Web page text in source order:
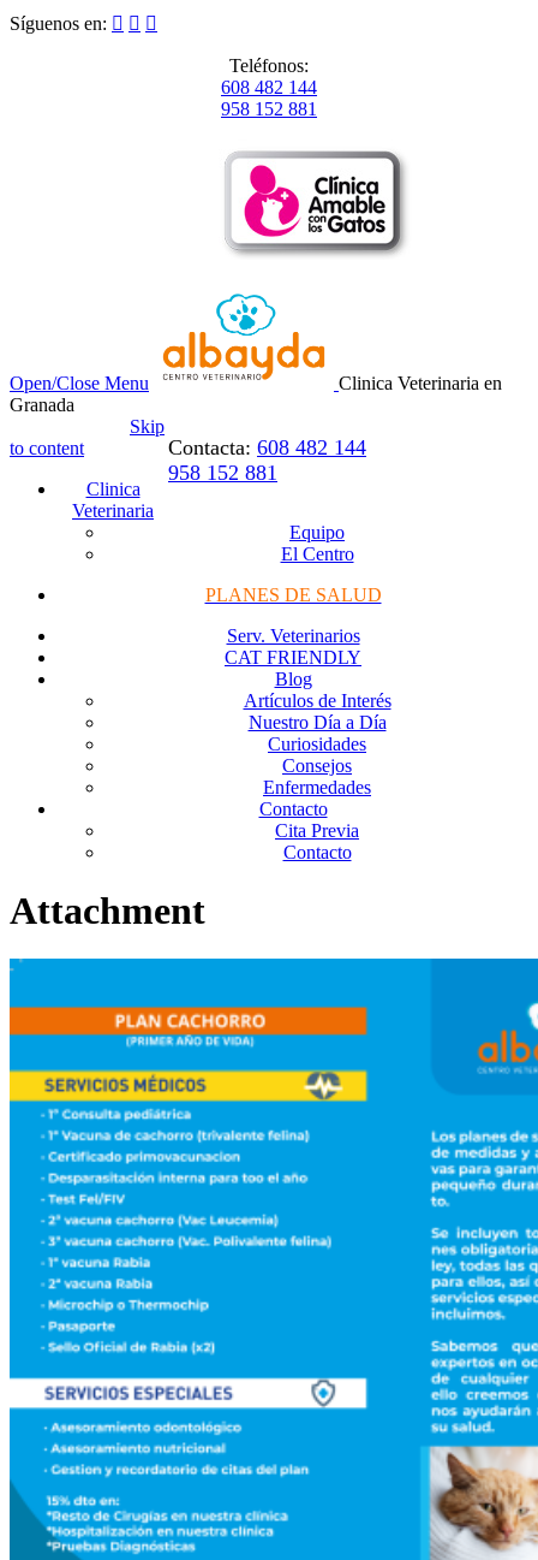
Síguenos en:   
Teléfonos:
608 482 144
958 152 881
Open/Close Menu
Clinica Veterinaria en
Granada
Contacta: 608 482 144
958 152 881
Skip
to content
Clinica
Veterinaria
Equipo
El Centro
PLANES DE SALUD
Serv. Veterinarios
CAT FRIENDLY
Blog
Artículos de Interés
Nuestro Día a Día
Curiosidades
Consejos
Enfermedades
Contacto
Cita Previa
Contacto
Attachment